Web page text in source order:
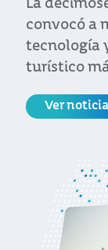
conjunto
Ver noticia